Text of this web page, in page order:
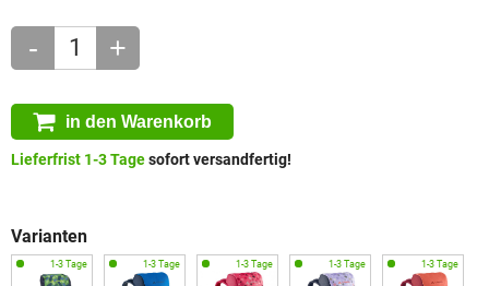
- +
in den Warenkorb
Lieferfrist 1-3 Tagesofort versandfertig!
Varianten